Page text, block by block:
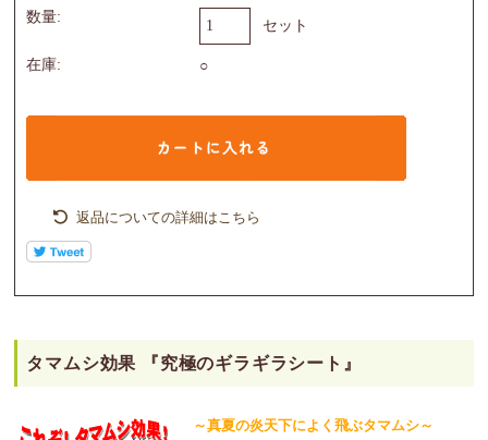
数量:
セット
在庫: ○
返品についての詳細はこちら
タマムシ効果 『究極のギラギラシート』
～真夏の炎天下によく飛ぶタマムシ～